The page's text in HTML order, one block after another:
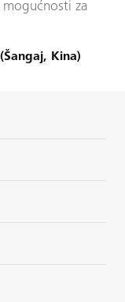
za
Kina)